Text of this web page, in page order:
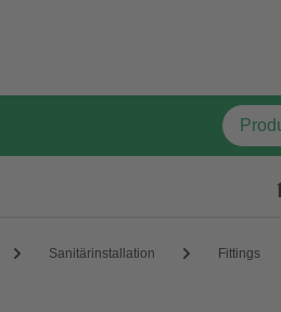
Sanitärinstallation Fittings